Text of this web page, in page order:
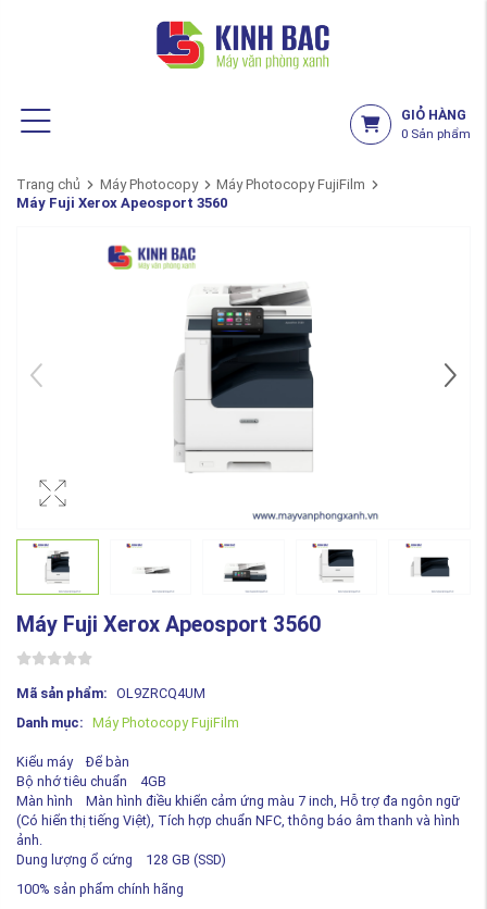
GIỎ HÀNG
0 Sản phẩm
Trang chủ Máy Photocopy
Máy Photocopy FujiFilm
Máy Fuji Xerox Apeosport 3560
Máy Fuji Xerox Apeosport 3560
Mã sản phẩm: OL9ZRCQ4UM
Danh mục: Máy Photocopy FujiFilm
Kiểu máy Để bàn
Bộ nhớ tiêu chuẩn 4GB
Màn hình Màn hình điều khiển cảm ứng màu 7 inch, Hỗ trợ đa ngôn ngữ
(Có hiển thị tiếng Việt), Tích hợp chuẩn NFC, thông báo âm thanh và hình
ảnh.
Dung lượng ổ cứng 128 GB (SSD)
100% sản phẩm chính hãng